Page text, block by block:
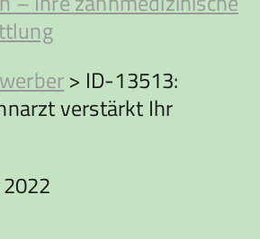
> ID-13513:
verstärkt Ihr